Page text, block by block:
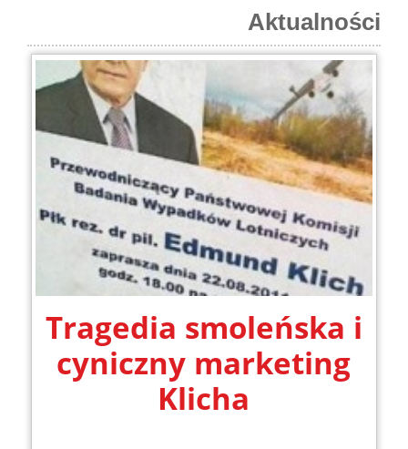
Aktualności
Tragedia smoleńska i
cyniczny marketing
Klicha